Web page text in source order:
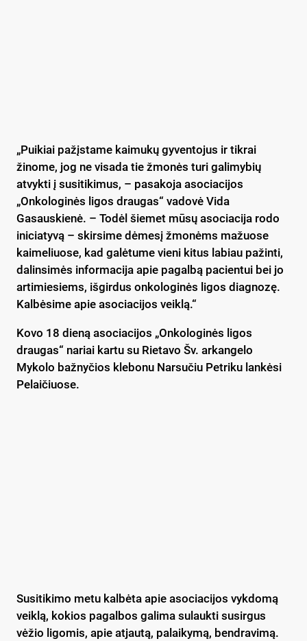
„Puikiai pažįstame kaimukų gyventojus ir tikrai
žinome, jog ne visada tie žmonės turi galimybių
atvykti į susitikimus, – pasakoja asociacijos
„Onkologinės ligos draugas“ vadovė Vida
Gasauskienė. – Todėl šiemet mūsų asociacija rodo
iniciatyvą – skirsime dėmesį žmonėms mažuose
kaimeliuose, kad galėtume vieni kitus labiau pažinti,
dalinsimės informacija apie pagalbą pacientui bei jo
artimiesiems, išgirdus onkologinės ligos diagnozę.
Kalbėsime apie asociacijos veiklą.“
Kovo 18 dieną asociacijos „Onkologinės ligos
draugas“ nariai kartu su Rietavo Šv. arkangelo
Mykolo bažnyčios klebonu Narsučiu Petriku lankėsi
Pelaičiuose.
Susitikimo metu kalbėta apie asociacijos vykdomą
veiklą, kokios pagalbos galima sulaukti susirgus
vėžio ligomis, apie atjautą, palaikymą, bendravimą.